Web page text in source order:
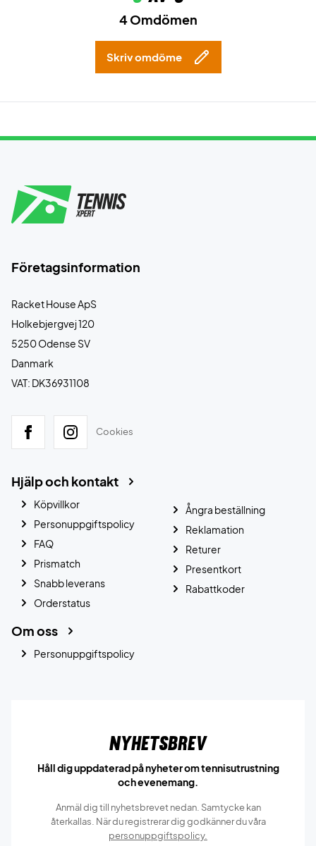
4 Omdömen
Skriv omdöme
Företagsinformation
Racket House ApS
Holkebjergvej 120
5250 Odense SV
Danmark
VAT: DK36931108
Cookies
Hjälp och kontakt
Köpvillkor
Personuppgiftspolicy
FAQ
Prismatch
Snabb leverans
Orderstatus
Ångra beställning
Reklamation
Returer
Presentkort
Rabattkoder
Om oss
Personuppgiftspolicy
Nyhetsbrev
Håll dig uppdaterad på nyheter om tennisutrustning
och evenemang.
Anmäl dig till nyhetsbrevet nedan. Samtycke kan
återkallas. När du registrerar dig godkänner du våra
personuppgiftspolicy.